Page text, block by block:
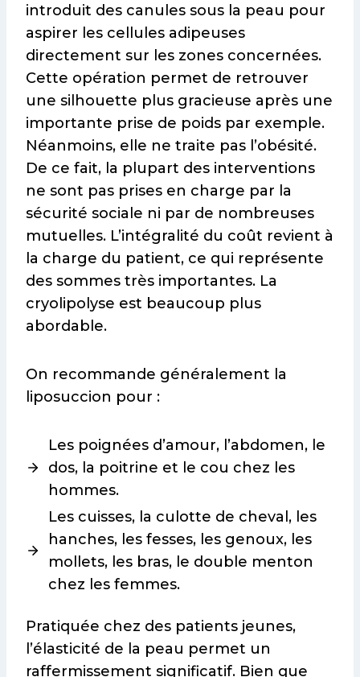
introduit des canules sous la peau pour
aspirer les cellules adipeuses
directement sur les zones concernées.
Cette opération permet de retrouver
une silhouette plus gracieuse après une
importante prise de poids par exemple.
Néanmoins, elle ne traite pas l’obésité.
De ce fait, la plupart des interventions
ne sont pas prises en charge par la
sécurité sociale ni par de nombreuses
mutuelles. L’intégralité du coût revient à
la charge du patient, ce qui représente
des sommes très importantes. La
cryolipolyse est beaucoup plus
abordable.
On recommande généralement la
liposuccion pour :
Les poignées d’amour, l’abdomen, le
dos, la poitrine et le cou chez les
hommes.
Les cuisses, la culotte de cheval, les
hanches, les fesses, les genoux, les
mollets, les bras, le double menton
chez les femmes.
Pratiquée chez des patients jeunes,
l’élasticité de la peau permet un
raffermissement significatif. Bien que